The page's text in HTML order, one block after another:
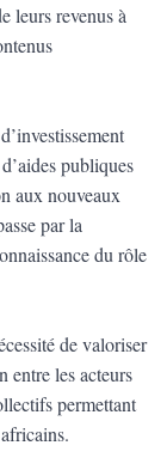
leurs revenus à
publiques
aux nouveaux
par la
du rôle
de valoriser
entre les acteurs
permettant